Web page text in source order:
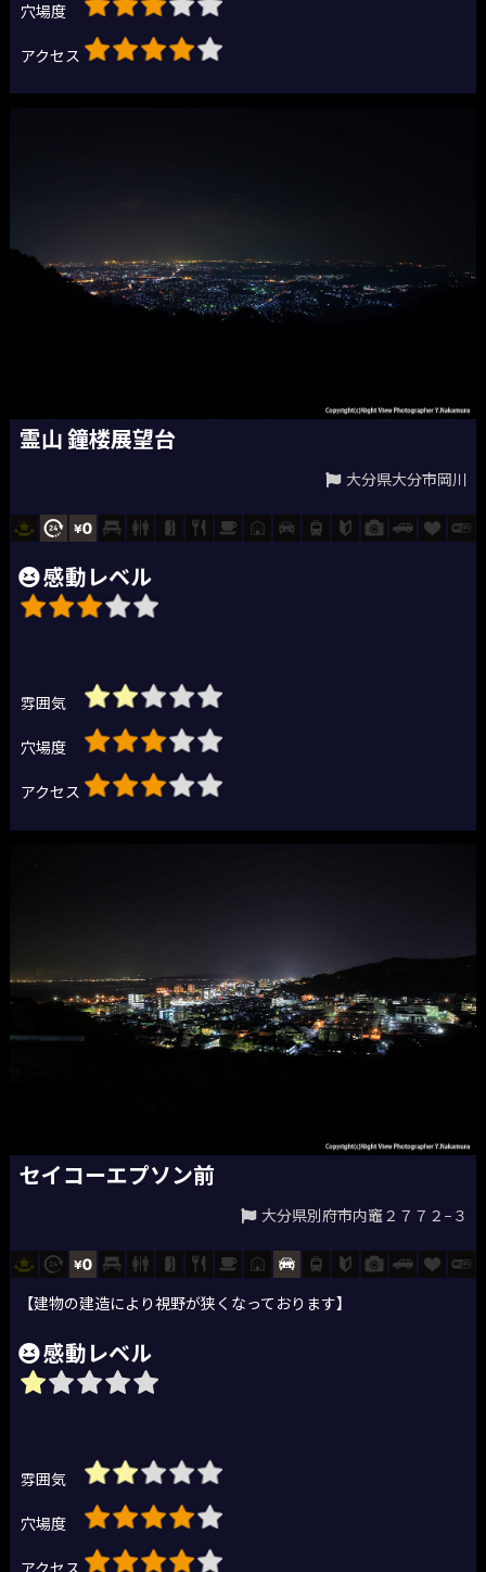
穴場度
アクセス
霊山 鐘楼展望台
大分県大分市岡川
感動レベル
雰囲気
穴場度
アクセス
セイコーエプソン前
大分県別府市内竈２７７２−３
【建物の建造により視野が狭くなっております】
感動レベル
雰囲気
穴場度